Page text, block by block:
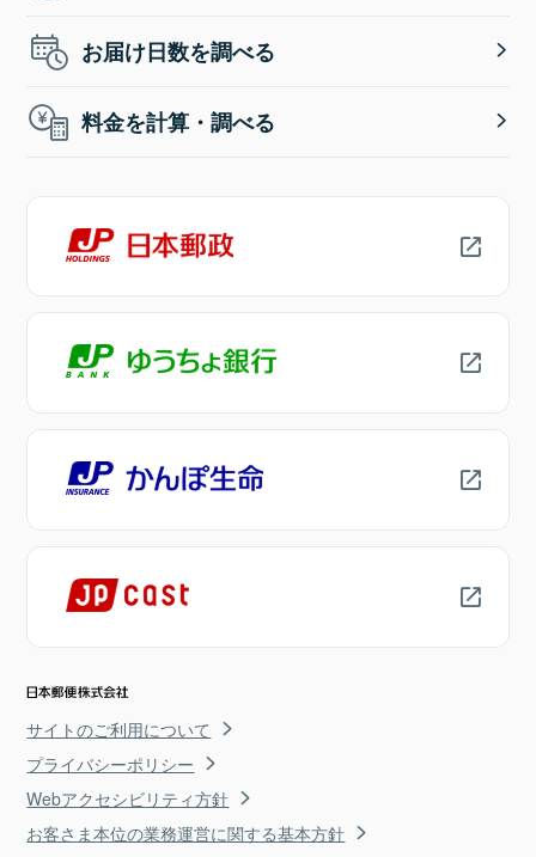
お届け日数を調べる
料金を計算・調べる
サイトのご利用について
プライバシーポリシー
Webアクセシビリティ方針
お客さま本位の業務運営に関する基本方針